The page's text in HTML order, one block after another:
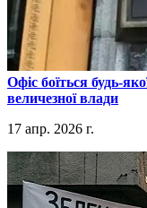
​Офіс боїться будь-
величезної влади
17 апр. 2026 г.